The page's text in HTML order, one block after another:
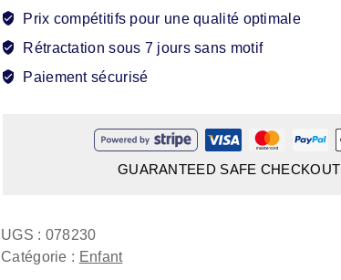
Prix compétitifs pour une qualité optimale
Rétractation sous 7 jours sans motif
Paiement sécurisé
GUARANTEED SAFE CHECKOUT
UGS : 078230
Catégorie : Enfant